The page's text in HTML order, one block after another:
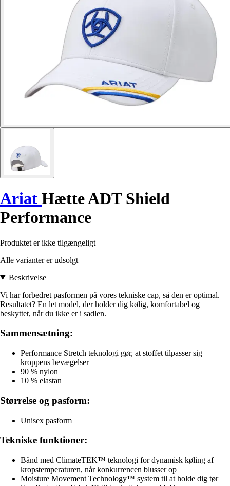
Ariat Hætte ADT Shield
Performance
Produktet er ikke tilgængeligt
Alle varianter er udsolgt
Beskrivelse
Vi har forbedret pasformen på vores tekniske cap, så den er optimal.
Resultatet? En let model, der holder dig kølig, komfortabel og
beskyttet, når du ikke er i sadlen.
Sammensætning:
Performance Stretch teknologi gør, at stoffet tilpasser sig
kroppens bevægelser
90 % nylon
10 % elastan
Størrelse og pasform:
Unisex pasform
Tekniske funktioner:
Bånd med ClimateTEK™ teknologi for dynamisk køling af
kropstemperaturen, når konkurrencen blusser op
Moisture Movement Technology™ system til at holde dig tør